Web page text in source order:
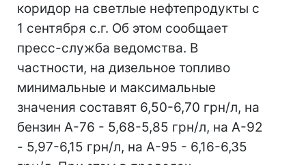
коридор на светлые нефтепродукты с
1 сентября с.г. Об этом сообщает
пресс-служба ведомства. В
частности, на дизельное топливо
минимальные и максимальные
значения составят 6,50-6,70 грн/л, на
бензин А-76 - 5,68-5,85 грн/л, на А-92
- 5,97-6,15 грн/л, на А-95 - 6,16-6,35